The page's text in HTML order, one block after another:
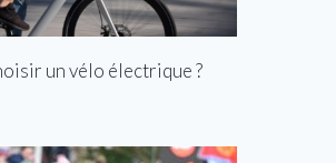
un vélo électrique ?